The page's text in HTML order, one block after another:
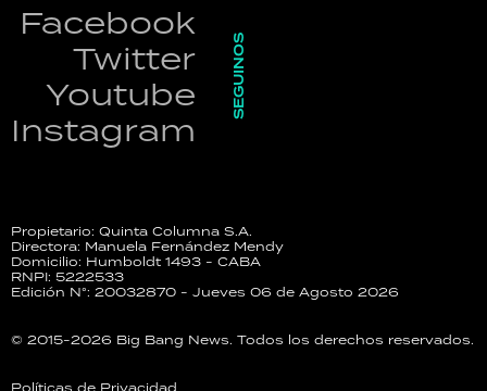
Facebook
Twitter
Youtube
Instagram
SEGUINOS
Propietario: Quinta Columna S.A.
Directora: Manuela Fernández Mendy
Domicilio: Humboldt 1493 - CABA
RNPI: 5222533
Edición N°: 20032870 - Jueves 06 de Agosto 2026
© 2015-2026 Big Bang News. Todos los derechos reservados.
Políticas de Privacidad